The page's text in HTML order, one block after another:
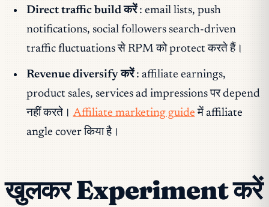
Direct traffic build करें : email lists, push
notifications, social followers search-driven
traffic fluctuations से RPM को protect करते हैं।
Revenue diversify करें : affiliate earnings,
product sales, services ad impressions पर depend
नहीं करते। Affiliate marketing guide में affiliate
angle cover किया है।
खुलकर Experiment करें